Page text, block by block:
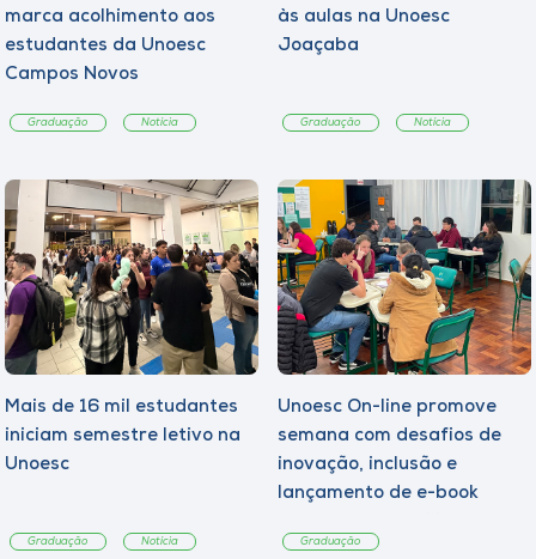
marca acolhimento aos
estudantes da Unoesc
Campos Novos
Graduação Notícia
às aulas na Unoesc
Joaçaba
Graduação Notícia
Mais de 16 mil estudantes
iniciam semestre letivo na
Unoesc
Graduação Notícia
Unoesc On-line promove
semana com desafios de
inovação, inclusão e
lançamento de e-book
Graduação